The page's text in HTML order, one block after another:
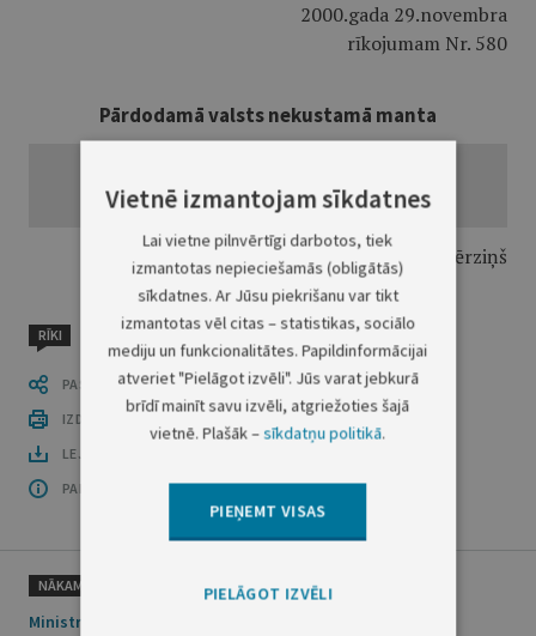
2000.gada 29.novembra
rīkojumam Nr. 580
Pārdodamā valsts nekustamā manta
Finansu ministrs G.Bērziņš
RĪKI
PASTĀSTI CITIEM
IZDRUKĀT PUBLIKĀCIJU
LEJUPLĀDĒT LAIDIENU (PDF)
PAR OFICIĀLO IZDEVUMU
NĀKAMAIS
Ministru kabineta rīkojums Nr.581
Vietnē izmantojam sīkdatnes
Lai vietne pilnvērtīgi darbotos, tiek
izmantotas nepieciešamās (obligātās)
sīkdatnes. Ar Jūsu piekrišanu var tikt
izmantotas vēl citas – statistikas, sociālo
mediju un funkcionalitātes. Papildinformācijai
atveriet "Pielāgot izvēli". Jūs varat jebkurā
brīdī mainīt savu izvēli, atgriežoties šajā
vietnē. Plašāk –sīkdatņu politikā.
PIEŅEMT VISAS
PIELĀGOT IZVĒLI